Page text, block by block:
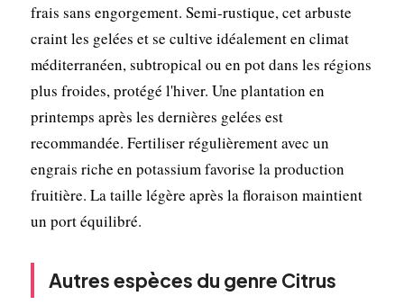
frais sans engorgement. Semi-rustique, cet arbuste
craint les gelées et se cultive idéalement en climat
méditerranéen, subtropical ou en pot dans les régions
plus froides, protégé l'hiver. Une plantation en
printemps après les dernières gelées est
recommandée. Fertiliser régulièrement avec un
engrais riche en potassium favorise la production
fruitière. La taille légère après la floraison maintient
un port équilibré.
Autres espèces du genre Citrus